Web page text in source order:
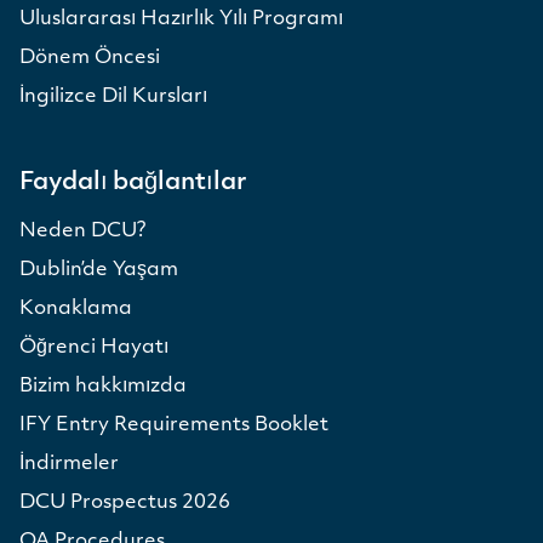
Uluslararası Hazırlık Yılı Programı
Dönem Öncesi
İngilizce Dil Kursları
Faydalı bağlantılar
Neden DCU?
Dublin’de Yaşam
Konaklama
Öğrenci Hayatı
Bizim hakkımızda
IFY Entry Requirements Booklet
İndirmeler
DCU Prospectus 2026